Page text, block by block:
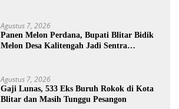
Agustus 7, 2026
Panen Melon Perdana, Bupati Blitar Bidik
Melon Desa Kalitengah Jadi Sentra
Agustus 7, 2026
Gaji Lunas, 533 Eks Buruh Rokok di Kota
Blitar dan Masih Tunggu Pesangon